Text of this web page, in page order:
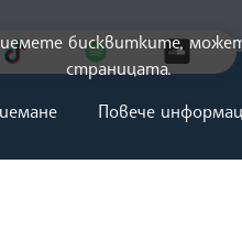
бисквитките,
страницата.
Повече